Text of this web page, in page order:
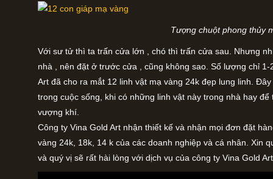
Tượng chuột phong thủy
Với sư tử thì ta trấn cửa lớn , chó thì trấn cửa sau. Nhưng
nhà , nên đặt ở trước cửa , cũng không sao. Số lượng chỉ
Art đã cho ra mắt 12 linh vật mạ vàng 24k đẹp lung linh.
trong cuộc sống, khi có những linh vật này trong nhà hay
vượng khí.
Công ty Vina Gold Art nhận thiết kế và nhận mọi đơn đặt
vàng 24k, 18k, 14 k của các doanh nghiệp và cá nhân. Xin
và quý vị sẽ rất hài lòng với dịch vụ của công ty Vina Gold